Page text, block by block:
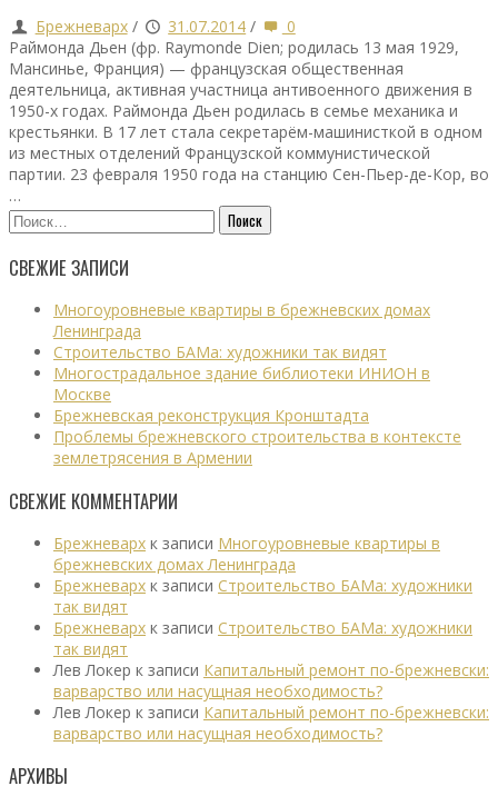
Брежневарх / 31.07.2014 /
0
Раймонда Дьен (фр. Raymonde Dien; родилась 13 мая 1929,
Мансинье, Франция) — французская общественная
деятельница, активная участница антивоенного движения в
1950-х годах. Раймонда Дьен родилась в семье механика и
крестьянки. В 17 лет стала секретарём-машинисткой в одном
из местных отделений Французской коммунистической
партии. 23 февраля 1950 года на станцию Сен-Пьер-де-Кор, во
…
Найти:
СВЕЖИЕ ЗАПИСИ
Многоуровневые квартиры в брежневских домах
Ленинграда
Строительство БАМа: художники так видят
Многострадальное здание библиотеки ИНИОН в
Москве
Брежневская реконструкция Кронштадта
Проблемы брежневского строительства в контексте
землетрясения в Армении
СВЕЖИЕ КОММЕНТАРИИ
Брежневарх к записи Многоуровневые квартиры в
брежневских домах Ленинграда
Брежневарх к записи Строительство БАМа: художники
так видят
Брежневарх к записи Строительство БАМа: художники
так видят
Лев Локер к записи Капитальный ремонт по-брежневски:
варварство или насущная необходимость?
Лев Локер к записи Капитальный ремонт по-брежневски:
варварство или насущная необходимость?
АРХИВЫ